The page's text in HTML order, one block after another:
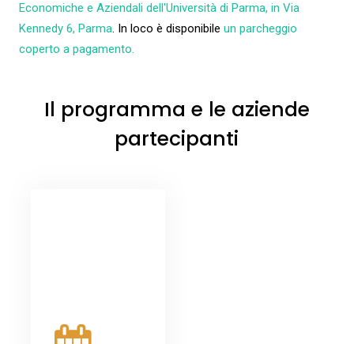
Economiche e Aziendali dell'Università di Parma, in Via
Kennedy 6, Parma. In loco è disponibile un parcheggio
coperto a pagamento.
Il programma e le aziende
partecipanti